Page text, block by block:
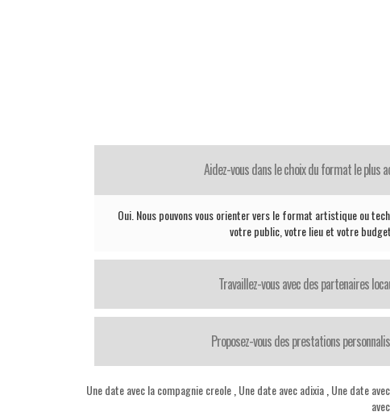
Aidez-vous dans le choix du format le plus
Oui. Nous pouvons vous orienter vers le format artistique ou
votre public, votre lieu et votre budget.
Travaillez-vous avec des partenaires
Proposez-vous des prestations
Une date avec la compagnie creole Une date avec adixia Une date